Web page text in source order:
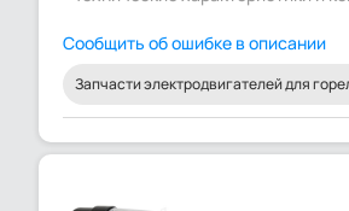
Сообщить об ошибке в описании
Запчасти электродвигателей для